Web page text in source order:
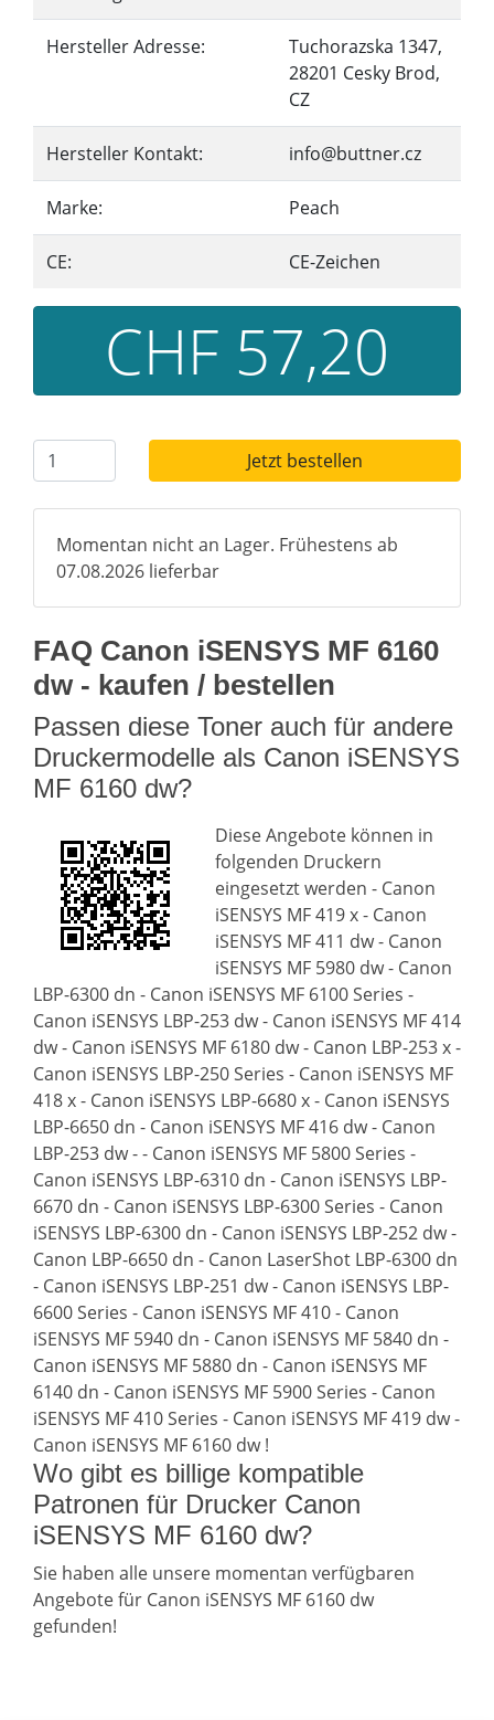
Hersteller Adresse:
Tuchorazska 1347,
28201 Cesky Brod,
CZ
Hersteller Kontakt: info@buttner.cz
Marke: Peach
CE: CE-Zeichen
CHF 57,20
Jetzt bestellen
Momentan nicht an Lager. Frühestens ab
07.08.2026 lieferbar
FAQ Canon iSENSYS MF 6160
dw - kaufen / bestellen
Passen diese Toner auch für andere
Druckermodelle als Canon iSENSYS
MF 6160 dw?
Diese Angebote können in
folgenden Druckern
eingesetzt werden - Canon
iSENSYS MF 419 x - Canon
iSENSYS MF 411 dw - Canon
iSENSYS MF 5980 dw - Canon
LBP-6300 dn - Canon iSENSYS MF 6100 Series -
Canon iSENSYS LBP-253 dw - Canon iSENSYS MF 414
dw - Canon iSENSYS MF 6180 dw - Canon LBP-253 x -
Canon iSENSYS LBP-250 Series - Canon iSENSYS MF
418 x - Canon iSENSYS LBP-6680 x - Canon iSENSYS
LBP-6650 dn - Canon iSENSYS MF 416 dw - Canon
LBP-253 dw - - Canon iSENSYS MF 5800 Series -
Canon iSENSYS LBP-6310 dn - Canon iSENSYS LBP-
6670 dn - Canon iSENSYS LBP-6300 Series - Canon
iSENSYS LBP-6300 dn - Canon iSENSYS LBP-252 dw -
Canon LBP-6650 dn - Canon LaserShot LBP-6300 dn
- Canon iSENSYS LBP-251 dw - Canon iSENSYS LBP-
6600 Series - Canon iSENSYS MF 410 - Canon
iSENSYS MF 5940 dn - Canon iSENSYS MF 5840 dn -
Canon iSENSYS MF 5880 dn - Canon iSENSYS MF
6140 dn - Canon iSENSYS MF 5900 Series - Canon
iSENSYS MF 410 Series - Canon iSENSYS MF 419 dw -
Canon iSENSYS MF 6160 dw !
Wo gibt es billige kompatible
Patronen für Drucker Canon
iSENSYS MF 6160 dw?
Sie haben alle unsere momentan verfügbaren
Angebote für Canon iSENSYS MF 6160 dw
gefunden!